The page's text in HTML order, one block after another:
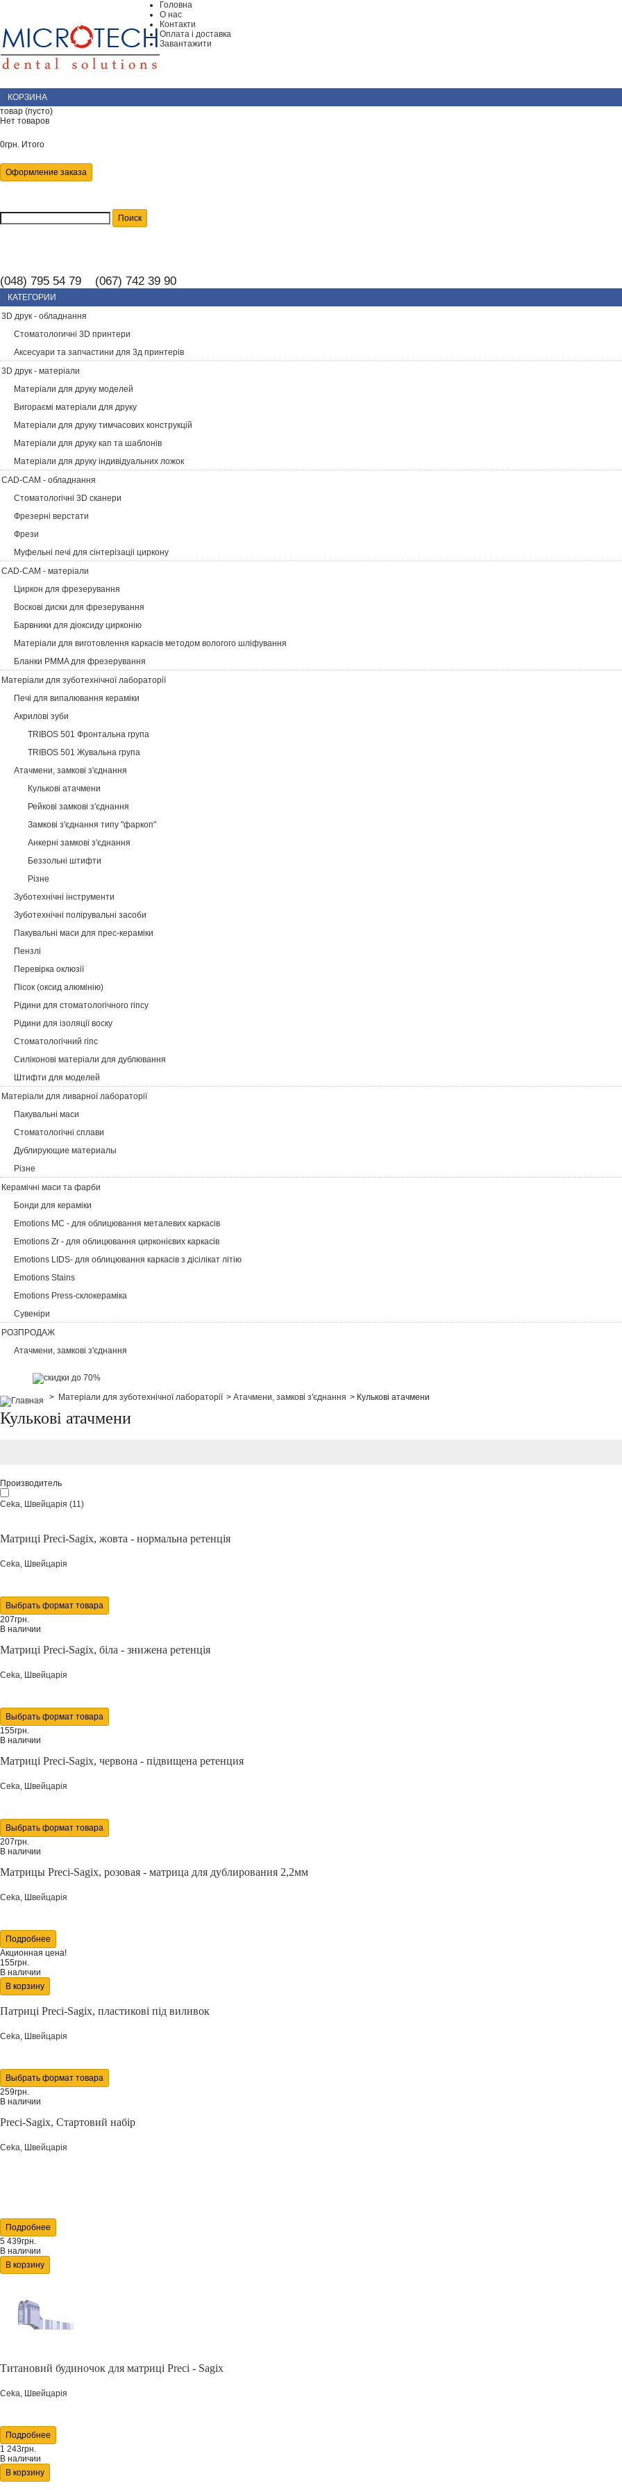
Головна
О нас
Контакти
Оплата і доставка
Завантажити
КОРЗИНА
товар (пусто)
Нет товаров
0грн. Итого
Оформление заказа
(048) 795 54 79 (067) 742 39 90
КАТЕГОРИИ
3D друк - обладнання
Стоматологичні 3D принтери
Аксесуари та запчастини для 3д принтерів
3D друк - матеріали
Матеріали для друку моделей
Вигораємі матеріали для друку
Матеріали для друку тимчасових конструкцій
Матеріали для друку кап та шаблонів
Матеріали для друку індивідуальних ложок
CAD-CAM - обладнання
Стоматологічні 3D сканери
Фрезерні верстати
Фрези
Муфельні печі для сінтерізаціі циркону
CAD-CAM - матеріали
Циркон для фрезерування
Воскові диски для фрезерування
Барвники для діоксиду цирконію
Матеріали для виготовлення каркасів методом вологого шліфування
Бланки PMMA для фрезерування
Матеріали для зуботехнічної лабораторії
Печі для випалювання кераміки
Акрилові зуби
TRIBOS 501 Фронтальна група
TRIBOS 501 Жувальна група
Атачмени, замкові з'єднання
Кулькові атачмени
Рейкові замкові з'єднання
Замкові з'єднання типу "фаркоп"
Анкерні замкові з'єднання
Беззольні штифти
Різне
Зуботехнічні інструменти
Зуботехнічні полірувальні засоби
Пакувальні маси для прес-кераміки
Пензлі
Перевірка оклюзії
Пісок (оксид алюмінію)
Рідини для стоматологічного гіпсу
Рідини для ізоляції воску
Стоматологічний гіпс
Силіконові матеріали для дублювання
Штифти для моделей
Матеріали для ливарної лабораторії
Пакувальні маси
Cтоматологічні сплави
Дублирующие материалы
Різне
Керамічні маси та фарби
Бонди для кераміки
Emotions MC - для облицювання металевих каркасів
Emotions Zr - для облицювання цирконієвих каркасів
Emotions LIDS- для облицювання каркасів з дісілікат літію
Emotions Stains
Emotions Press-склокераміка
Сувеніри
РОЗПРОДАЖ
Атачмени, замкові з'єднання
> Матеріали для зуботехнічної лабораторії > Атачмени, замкові з'єднання > Кулькові атачмени
Кулькові атачмени
Производитель
Ceka, Швейцарія (11)
Матриці Preci-Sagix, жовта - нормальна ретенція
Ceka, Швейцарія
Выбрать формат товара
207грн.
В наличии
Матриці Preci-Sagix, біла - знижена ретенція
Ceka, Швейцарія
Выбрать формат товара
155грн.
В наличии
Матриці Preci-Sagix, червона - підвищена ретенция
Ceka, Швейцарія
Выбрать формат товара
207грн.
В наличии
Матрицы Preci-Sagix, розовая - матрица для дублирования 2,2мм
Ceka, Швейцарія
Подробнее
Акционная цена!
155грн.
В наличии
В корзину
Патриці Preci-Sagix, пластикові під виливок
Ceka, Швейцарія
Выбрать формат товара
259грн.
В наличии
Preci-Sagix, Стартовий набір
Ceka, Швейцарія
Подробнее
5 439грн.
В наличии
В корзину
Титановий будиночок для матриці Preci - Sagix
Ceka, Швейцарія
Подробнее
1 243грн.
В наличии
В корзину